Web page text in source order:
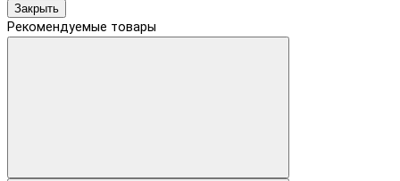
Закрыть
Рекомендуемые товары